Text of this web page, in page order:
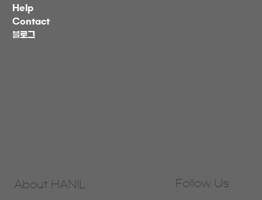
About HANIL
Help
Contact
블로그
Follow Us